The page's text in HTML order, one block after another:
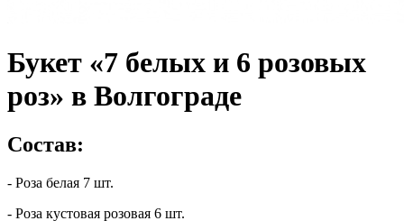
Букет «7 белых и 6 розовых
роз» в Волгограде
Состав:
- Роза белая 7 шт.
- Роза кустовая розовая 6 шт.